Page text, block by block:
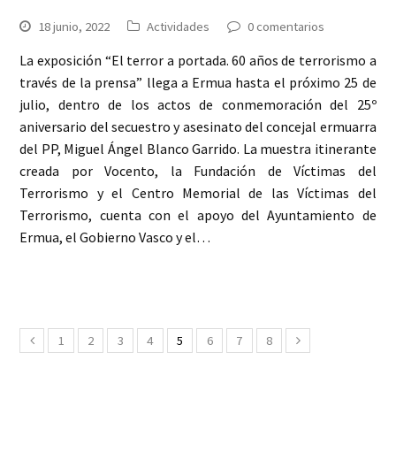
18 junio, 2022 Actividades 0 comentarios
La exposición “El terror a portada. 60 años de terrorismo a
través de la prensa” llega a Ermua hasta el próximo 25 de
julio, dentro de los actos de conmemoración del 25º
aniversario del secuestro y asesinato del concejal ermuarra
del PP, Miguel Ángel Blanco Garrido. La muestra itinerante
creada por Vocento, la Fundación de Víctimas del
Terrorismo y el Centro Memorial de las Víctimas del
Terrorismo, cuenta con el apoyo del Ayuntamiento de
Ermua, el Gobierno Vasco y el…
Anterior
1 2 3 4 5 6 7 8 Siguiente